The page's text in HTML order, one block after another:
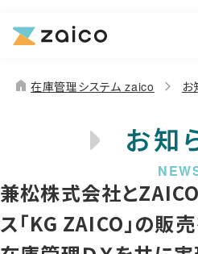
機能
お役立ち情報
home 在庫管理システム zaico お
お知
兼松株式会社と
ス「KG ZAICO」の販